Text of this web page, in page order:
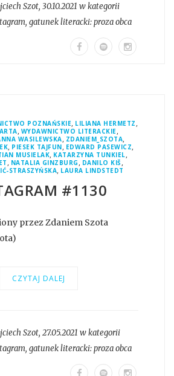
Szot, 30.10.2021 w kategorii
, gatunek literacki:proza obca
POZNAŃSKIE, LILIANA HERMETZ ,
, WYDAWNICTWO LITERACKIE,
WASILEWSKA, ZDANIEM_SZOTA,
, PIESEK TAJFUN, EDWARD PASEWICZ,
MUSIELAK, KATARZYNA TUNKIEL,
, NATALIA GINZBURG , DANILO KIŠ ,
STRASZYŃSKA, LAURA LINDSTEDT
#1130
przez Zdaniem Szota
CZYTAJ DALEJ
Szot, 27.05.2021 w kategorii
, gatunek literacki:proza obca